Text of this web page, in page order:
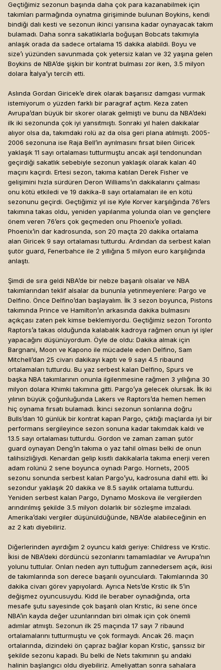
Geçtiğimiz sezonun başında daha çok para kazanabilmek için
takımları parmağında oynatma girişiminde bulunan Boykins, kendi
bindiği dalı kesti ve sezonun ikinci yarısına kadar oynayacak takım
bulamadı. Daha sonra sakatlıklarla boğuşan Bobcats takımıyla
anlaşık orada da sadece ortalama 15 dakika alabildi. Boyu ve
size’ı yüzünden savunmada çok yetersiz kalan ve 32 yaşına gelen
Boykins de NBA’de şişkin bir kontrat bulması zor iken, 3.5 milyon
dolara İtalya’yı tercih etti.
Aslında Gordan Giricek’e direk olarak başarısız damgası vurmak
istemiyorum o yüzden farklı bir paragraf açtım. Keza zaten
Avrupa’dan büyük bir skorer olarak gelmişti ve bunu da NBA’deki
ilk iki sezonunda çok iyi yansıtmıştı. Sonraki yıl halen dakikalar
alıyor olsa da, takımdaki rolü az da olsa geri plana atılmıştı. 2005-
2006 sezonuna ise Raja Bell’in ayrılmasını fırsat bilen Giricek
yaklaşık 11 sayı ortalaması tutturmuştu ancak aşil tendonundan
geçirdiği sakatlık sebebiyle sezonun yaklaşık olarak kalan 40
maçını kaçırdı. Ertesi sezon, takıma katılan Derek Fisher ve
gelişimini hızla sürdüren Deron Williams’ın dakikalarını çalması
onu kötü etkiledi ve 19 dakika-8 sayı ortalamaları ile en kötü
sezonunu geçirdi. Geçtiğimiz yıl ise Kyle Korver karşılığında 76’ers
takımına takas oldu, yeniden yapılanma yolunda olan ve gençlere
önem veren 76’ers çok geçmeden onu Phoenix’e yolladı.
Phoenix’in dar kadrosunda, son 20 maçta 20 dakika ortalama
alan Giricek 9 sayı ortalaması tutturdu. Ardından da serbest kalan
şutör guard, Fenerbahce ile 2 yıllığına 5 milyon euro karşılığında
anlaştı.
Şimdi de sıra geldi NBA’de bir nebze başarılı olsalar ve NBA
takımlarından teklif alsalar da bununla yetinmeyenlere: Pargo ve
Delfino. Önce Delfino’dan başlayalım. İlk 3 sezon boyunca, Pistons
takımında Prince ve Hamilton’ın arkasında dakika bulmasını
açıkçası zaten pek kimse beklemiyordu. Geçtiğimiz sezon Toronto
Raptors’a takas olduğunda kalabalık kadroya rağmen onun iyi işler
yapacağını düşünüyordum. Öyle de oldu: Dakika almak için
Bargnani, Moon ve Kapono ile mücadele eden Delfino, Sam
Mitchell’dan 25 civarı dakikayı kaptı ve 9 sayı 4.5 ribaund
ortalamaları tutturdu. Bu yaz serbest kalan Delfino, Spurs ve
başka NBA takımlarının onunla ilgilenmesine rağmen 3 yıllığına 30
milyon dolara Khimki takımına gitti. Pargo’ya gelecek olursak. İlk iki
yılının büyük çoğunluğunda Lakers ve Raptors’da hemen hemen
hiç oynama fırsatı bulamadı. İkinci sezonun sonlarına doğru
Bulls’dan 10 günlük bir kontrat kapan Pargo, çıktığı maçlarda iyi bir
performans sergileyince sezon sonuna kadar takımdak kaldı ve
13.5 sayı ortalaması tutturdu. Gordon ve zaman zaman şutör
guard oynayan Deng’in takıma o yaz tahil olması belki de onun
talihsizliğiydi. Kenardan gelip kısıtlı dakikalarla takıma enerji veren
adam rolünü 2 sene boyunca oynadı Pargo. Hornets, 2005
sezonu sonunda serbest kalan Pargo’yu, kadrosuna dahil etti. İki
sezondur yaklaşık 20 dakika ve 8.5 sayılık ortalama tutturdu.
Yeniden serbest kalan Pargo, Dynamo Moskova ile vergilerden
arındırılmış şekilde 3.5 milyon dolarlık bir sözleşme imzaladı.
Amerika’daki vergiler düşünüldüğünde, NBA’de alabileceğinin en
az 2 katı diyebiliriz.
Diğerlerinden ayırdığım 2 oyuncu kaldı geriye: Childress ve Krstic.
İkisi de NBA’deki dördüncü sezonlarını tamamladılar ve Avrupa’nın
yolunu tuttular. Onları neden ayrı tuttuğum zannedersem açık, ikisi
de takımlarında son derece başarılı oyunculardı. Takımlarında 30
dakika civarı görev yapıyolardı. Ayrıca Nets’de Krstic ilk 5’in
değişmez oyuncusuydu. Kidd ile beraber oynadığında, orta
mesafe şutu sayesinde çok başarılı olan Krstic, iki sene önce
NBA’in kayda değer uzunlarından biri olmak için çok önemli
adımlar atmıştı. Sezonun ilk 25 maçında 17 sayı 7 ribaund
ortalamalarını tutturmuştu ve çok formaydı. Ancak 26. maçın
ortalarında, dizindeki ön çapraz bağlar kopan Krstic, şanssız bir
şekilde sezonu kapadı. Bu belki de Nets takımının şu andaki
halinin başlangıcı oldu diyebiliriz. Ameliyattan sonra sahalara